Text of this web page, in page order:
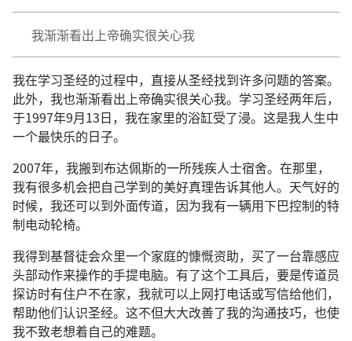
我渐渐看出上帝确实很关心我
我在学习圣经的过程中，直接从圣经找到许多问题的答案。
此外，我也渐渐看出上帝确实很关心我。学习圣经两年后，
于1997年9月13日，我在家里的浴缸受了浸。这是我人生中
一个最快乐的日子。
2007年，我搬到布达佩斯的一所残疾人士宿舍。在那里，
我有很多机会把自己学到的美好真理告诉其他人。天气好的
时候，我还可以到外面传道，因为我有一辆用下巴控制的特
制电动轮椅。
我得到基督徒会众里一个家庭的慷慨资助，买了一台靠感应
头部动作来操作的手提电脑。有了这个工具后，要是传道员
探访时有住户不在家，我就可以上网打电话或写信给他们，
帮助他们认识圣经。这不但大大改善了我的沟通技巧，也使
我不致老想着自己的难题。